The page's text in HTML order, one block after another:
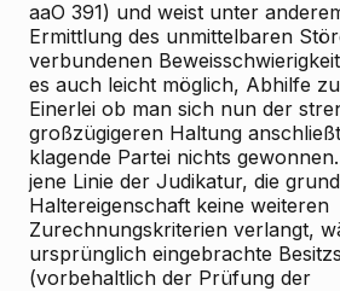
aaO 391) und weist unter
Ermittlung des unmittelbaren
verbundenen
es auch leicht möglich, Abhilfe
Einerlei ob man sich nun der
großzügigeren Haltung
klagende Partei nichts
jene Linie der Judikatur, die
Haltereigenschaft keine weiteren
Zurechnungskriterien verlangt,
ursprünglich eingebrachte
(vorbehaltlich der Prüfung der